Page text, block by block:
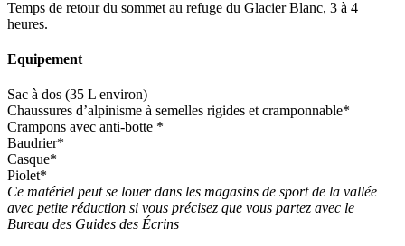
Temps de retour du sommet au refuge du Glacier Blanc, 3 à 4
heures.
Equipement
Sac à dos (35 L environ)
Chaussures d’alpinisme à semelles rigides et cramponnable*
Crampons avec anti-botte *
Baudrier*
Casque*
Piolet*
Ce matériel peut se louer dans les magasins de sport de la vallée
avec petite réduction si vous précisez que vous partez avec le
Bureau des Guides des Écrins